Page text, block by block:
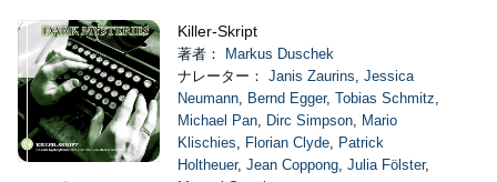
Killer-Skript
著者：
Markus Duschek
ナレーター： Janis Zaurins, Jessica
Neumann, Bernd Egger, Tobias Schmitz,
Michael Pan, Dirc Simpson, Mario
Klischies, Florian Clyde, Patrick
Holtheuer, Jean Coppong, Julia Fölster,